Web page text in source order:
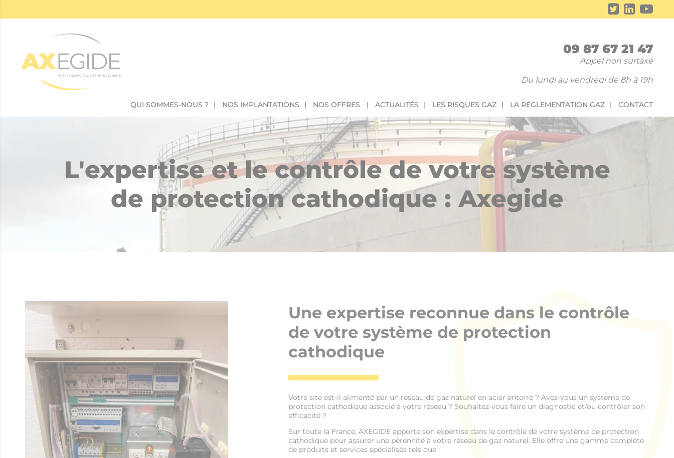
09 87 67 21 47
Appel non surtaxé
Du lundi au vendredi de 8h à 19h
QUI SOMMES-NOUS ? NOS IMPLANTATIONS NOS OFFRES ACTUALITÉS LES RISQUES GAZ LA RÉGLEMENTATION GAZ CONTACT
L'expertise et le contrôle de votre système
de protection cathodique : Axegide
Une expertise reconnue dans le contrôle
de votre système de protection
cathodique
Votre site est-il alimenté par un réseau de gaz naturel en acier enterré ? Avez-vous un système de
protection cathodique associé à votre réseau ? Souhaitez-vous faire un diagnostic et/ou contrôler son
efficacité ?
Sur toute la France, AXEGIDE apporte son expertise dans le contrôle de votre système de protection
cathodique pour assurer une pérennité à votre réseau de gaz naturel. Elle offre une gamme complète
de produits et services spécialisés tels que :